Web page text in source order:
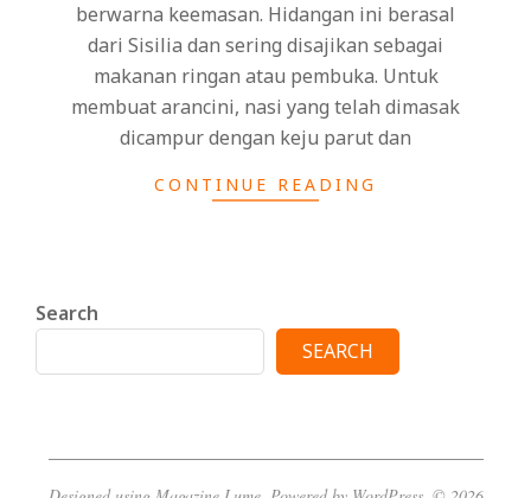
berwarna keemasan. Hidangan ini berasal
dari Sisilia dan sering disajikan sebagai
makanan ringan atau pembuka. Untuk
membuat arancini, nasi yang telah dimasak
dicampur dengan keju parut dan
CONTINUE READING
Search
SEARCH